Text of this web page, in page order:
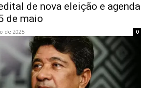
de nova eleição e agenda
de maio
de 2025 0